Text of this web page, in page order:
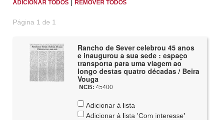
ADICIONAR TODOS |REMOVER TODOS
Página 1 de 1
Rancho de Sever celebrou 45 anos
e inaugurou a sua sede : espaço
transporta para uma viagem ao
longo destas quatro décadas / Beira
Vouga
NCB: 45400
Adicionar à lista
Adicionar à lista 'Com interesse'